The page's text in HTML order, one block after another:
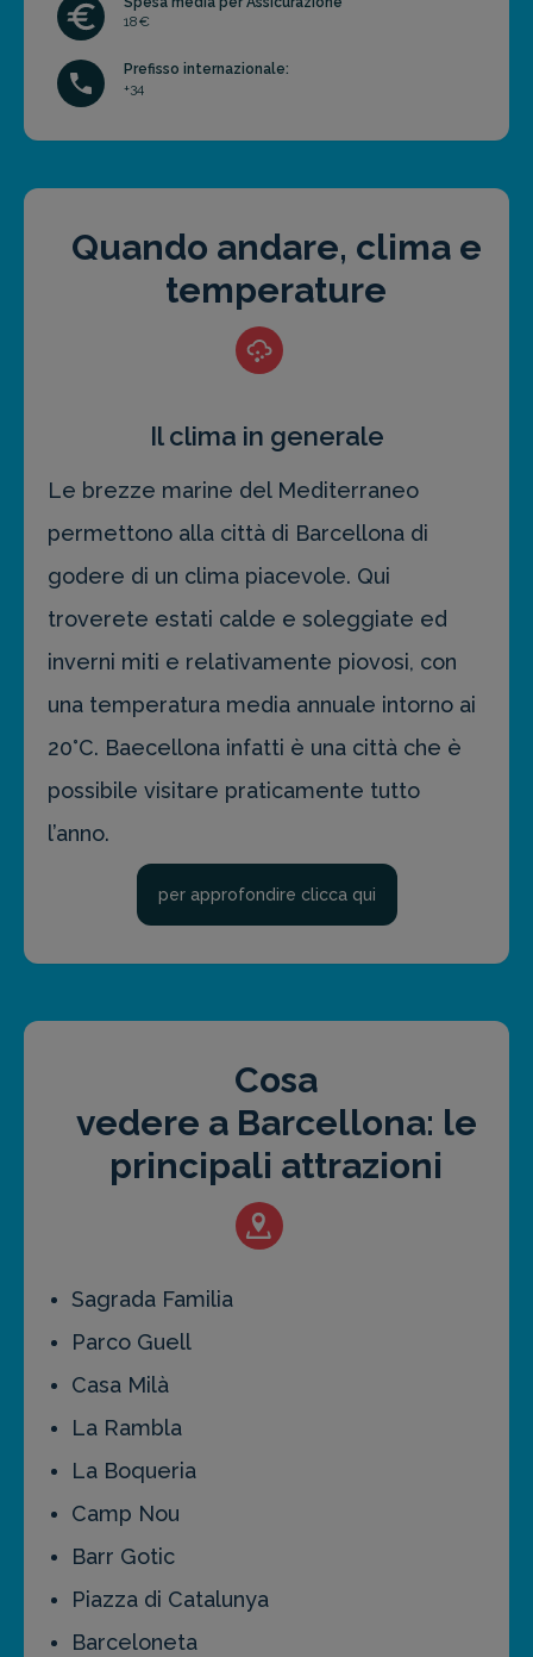
18€
Prefisso internazionale:
+34
Quando andare, clima e
temperature
Il clima in generale
Le brezze marine del Mediterraneo
permettono alla città di Barcellona di
godere di un clima piacevole. Qui
troverete estati calde e soleggiate ed
inverni miti e relativamente piovosi, con
una temperatura media annuale intorno ai
20°C. Baecellona infatti è una città che è
possibile visitare praticamente tutto
l’anno.
per approfondire clicca qui
Cosa
vedere a Barcellona: le
principali attrazioni
Sagrada Familia
Parco Guell
Casa Milà
La Rambla
La Boqueria
Camp Nou
Barr Gotic
Piazza di Catalunya
Barceloneta